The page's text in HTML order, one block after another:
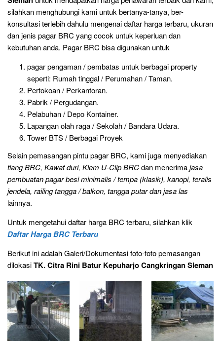
silahkan menghubungi kami untuk bertanya-tanya, ber-
konsultasi terlebih dahulu mengenai daftar harga terbaru, ukuran
dan jenis pagar BRC yang cocok untuk keperluan dan
kebutuhan anda. Pagar BRC bisa digunakan untuk
pagar pengaman / pembatas untuk berbagai property
seperti: Rumah tinggal / Perumahan / Taman.
Pertokoan / Perkantoran.
Pabrik / Pergudangan.
Pelabuhan / Depo Kontainer.
Lapangan olah raga / Sekolah / Bandara Udara.
Tower BTS / Berbagai Proyek
Selain pemasangan pintu pagar BRC, kami juga menyediakan
tiang BRC, Kawat duri, Klem U-Clip BRCdan menerimajasa
pembuatan pagar besi minimalis / tempa (klasik), kanopi, teralis
jendela, railing tangga / balkon, tangga putar dan jasa las
lainnya.
Untuk mengetahui daftar harga BRC terbaru, silahkan klik
Daftar Harga BRC Terbaru
Berikut ini adalah Galeri/Dokumentasi foto-foto pemasangan
dilokasiTK. Citra Rini Batur Kepuharjo Cangkringan Sleman